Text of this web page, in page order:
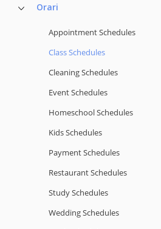
Orari
Appointment Schedules
Class Schedules
Cleaning Schedules
Event Schedules
Homeschool Schedules
Kids Schedules
Payment Schedules
Restaurant Schedules
Study Schedules
Wedding Schedules